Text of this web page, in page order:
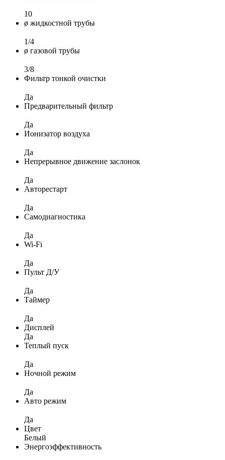
10
ø жидкостной трубы
1/4
ø газовой трубы
3/8
Фильтр тонкой очистки
Да
Предварительный фильтр
Да
Ионизатор воздуха
Да
Непрерывное движение заслонок
Да
Авторестарт
Да
Самодиагностика
Да
Wi-Fi
Да
Пульт Д/У
Да
Таймер
Да
Дисплей
Да
Теплый пуск
Да
Ночной режим
Да
Авто режим
Да
Цвет
Белый
Энергоэффективность